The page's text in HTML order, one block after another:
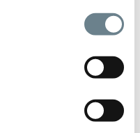
OPGAVE
du går videre? Lad
fra. Du kan skrive til
32 42 66 99